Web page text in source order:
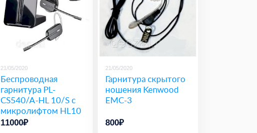
21/05/2020
Беспроводная
гарнитура PL-
CS540/A-HL 10/S с
микролифтом HL10
11000₽
21/05/2020
Гарнитура скрытого
ношения Kenwood
EMC-3
800₽